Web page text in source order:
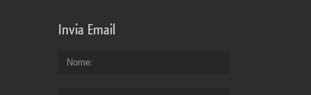
Invia Email
Nome